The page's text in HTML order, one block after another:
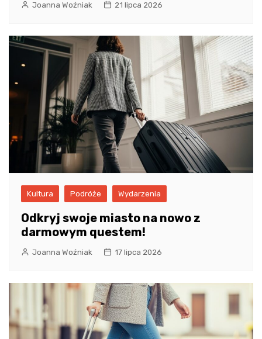
Joanna Woźniak 21 lipca 2026
Kultura Podróże Wydarzenia
Odkryj swoje miasto na nowo z
darmowym questem!
Joanna Woźniak 17 lipca 2026